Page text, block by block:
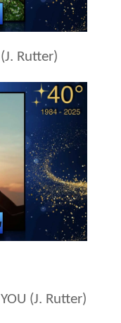
(J. Rutter)
(J. Rutter)